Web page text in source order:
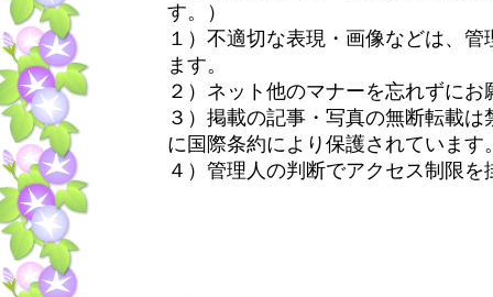
す。）
１）不適切な表現・画像などは、
ます。
２）ネット他のマナーを忘れずにお
３）掲載の記事・写真の無断転載
に国際条約により保護されています
４）管理人の判断でアクセス制限